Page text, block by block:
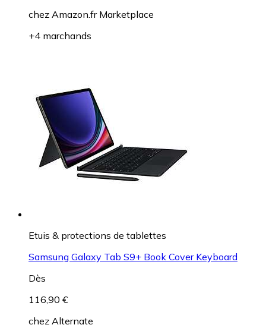
chez Amazon.fr Marketplace
+4 marchands
Etuis & protections de tablettes
Samsung Galaxy Tab S9+ Book Cover Keyboard
Dès
116,90 €
chez Alternate